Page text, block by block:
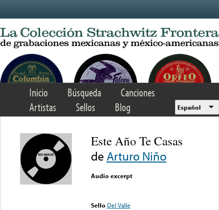
Inicio Búsqueda
Canciones
Artistas
Sellos Blog Español
Este Año Te Casas
de Arturo Niño
Audio excerpt
Sello Del Valle